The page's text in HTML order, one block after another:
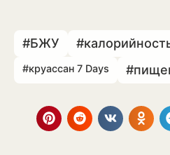
#БЖУ
#круассан 7 Days